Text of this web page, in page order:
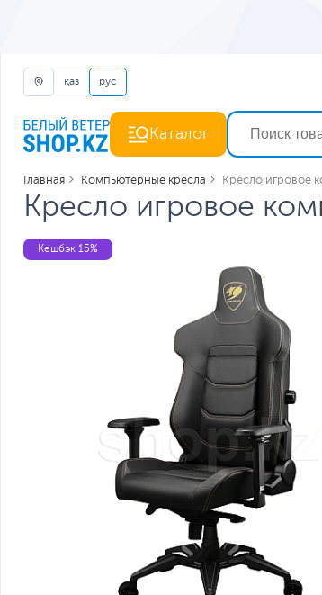
қаз рус
Каталог
Главная Компьютерные кресла Кресло игровое
Кресло игровое
Кешбэк 15%